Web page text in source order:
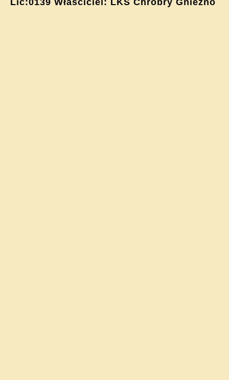
Lic:0139 Właściciel: LKS Chrobry Gniezno